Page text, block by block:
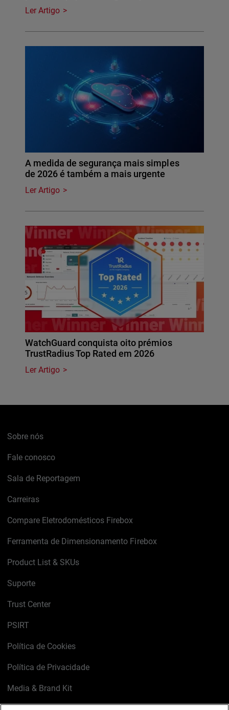
Ler Artigo
A medida de segurança mais simples
de 2026 é também a mais urgente
Ler Artigo
WatchGuard conquista oito prémios
TrustRadius Top Rated em 2026
Ler Artigo
Sobre nós
Fale conosco
Sala de Reportagem
Carreiras
Compare Eletrodomésticos Firebox
Ferramenta de Dimensionamento Firebox
Product List & SKUs
Suporte
Trust Center
PSIRT
Política de Cookies
Política de Privacidade
Media & Brand Kit